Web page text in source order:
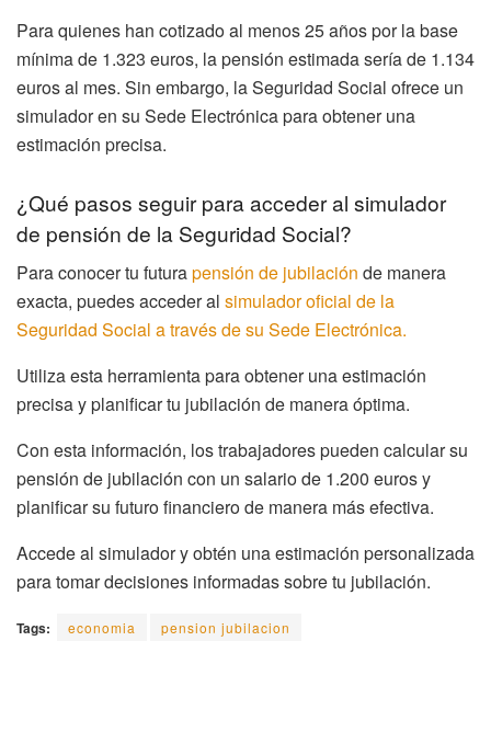
Para quienes han cotizado al menos 25 años por la base
mínima de 1.323 euros, la pensión estimada sería de 1.134
euros al mes. Sin embargo, la Seguridad Social ofrece un
simulador en su Sede Electrónica para obtener una
estimación precisa.
¿Qué pasos seguir para acceder al simulador
de pensión de la Seguridad Social?
Para conocer tu futurapensión de jubilación de manera
exacta, puedes acceder al simulador oficial de la
Seguridad Social a través de su Sede Electrónica.
Utiliza esta herramienta para obtener una estimación
precisa y planificar tu jubilación de manera óptima.
Con esta información, los trabajadores pueden calcular su
pensión de jubilación con un salario de 1.200 euros y
planificar su futuro financiero de manera más efectiva.
Accede al simulador y obtén una estimación personalizada
para tomar decisiones informadas sobre tu jubilación.
Tags: economia pension jubilacion